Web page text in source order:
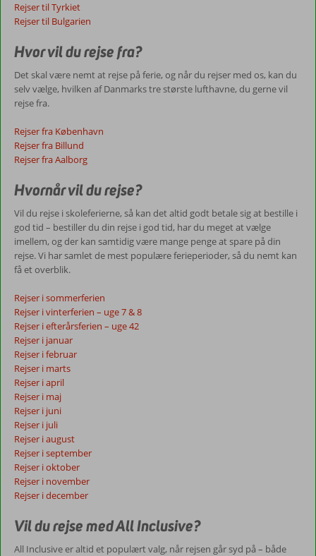
Rejser til Tyrkiet
Rejser til Bulgarien
Hvor vil du rejse fra?
Det skal være nemt at rejse på ferie, og når du rejser med os, kan du
selv vælge, hvilken af Danmarks tre største lufthavne, du gerne vil
rejse fra.
Rejser fra København
Rejser fra Billund
Rejser fra Aalborg
Hvornår vil du rejse?
Vil du rejse i skoleferierne, så kan det altid godt betale sig at bestille i
god tid – bestiller du din rejse i god tid, har du meget at vælge
imellem, og der kan samtidig være mange penge at spare på din
rejse. Vi har samlet de mest populære ferieperioder, så du nemt kan
få et overblik.
Rejser i sommerferien
Rejser i vinterferien – uge 7 & 8
Rejser i efterårsferien – uge 42
Rejser i januar
Rejser i februar
Rejser i marts
Rejser i april
Rejser i maj
Rejser i juni
Rejser i juli
Rejser i august
Rejser i september
Rejser i oktober
Rejser i november
Rejser i december
Vil du rejse med All Inclusive?
All Inclusive er altid et populært valg, når rejsen går syd på – både